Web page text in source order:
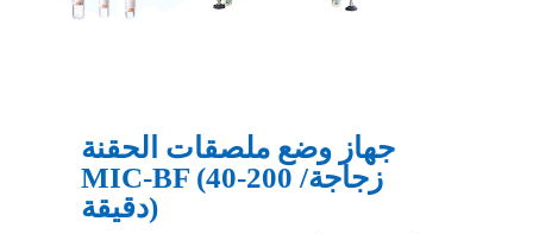
جهاز وضع ملصقات الحقنة
MIC-BF (40-200 زجاجة/
دقيقة)